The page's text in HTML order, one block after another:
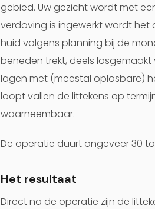
gebied. Uw gezicht wordt met
verdoving is ingewerkt wordt
huid volgens planning bij de
beneden trekt, deels losgemaakt
lagen met (meestal oplosbare)
loopt vallen de littekens op
waarneembaar.
De operatie duurt ongeveer 30
Het resultaat
Direct na de operatie zijn de